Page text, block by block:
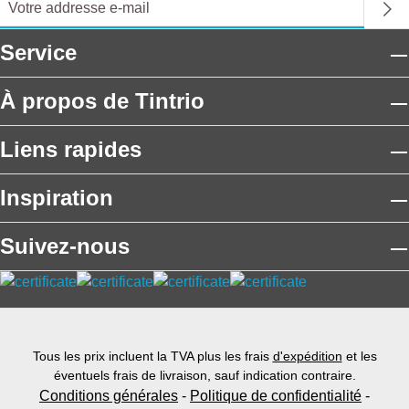
Service
À propos de Tintrio
Liens rapides
Inspiration
Suivez-nous
Tous les prix incluent la TVA plus les frais d'expédition et les
éventuels frais de livraison, sauf indication contraire.
Conditions générales - Politique de confidentialité -